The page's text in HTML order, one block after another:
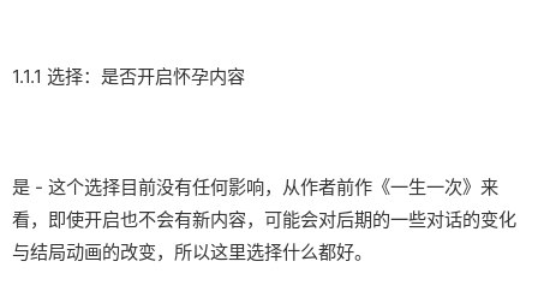
1.1.1 选择：是否开启怀孕内容
是 - 这个选择目前没有任何影响，从作者前作《一生一次》来
看，即使开启也不会有新内容，可能会对后期的一些对话的变化
与结局动画的改变，所以这里选择什么都好。